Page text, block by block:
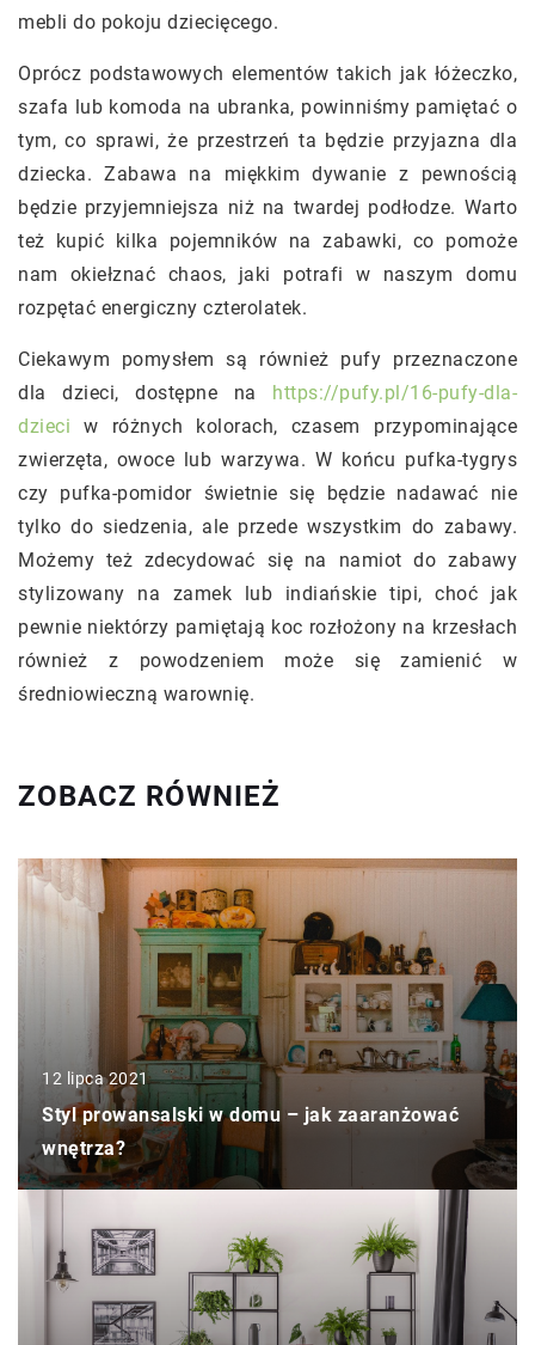
mebli do pokoju dziecięcego.
Oprócz podstawowych elementów takich jak łóżeczko,
szafa lub komoda na ubranka, powinniśmy pamiętać o
tym, co sprawi, że przestrzeń ta będzie przyjazna dla
dziecka. Zabawa na miękkim dywanie z pewnością
będzie przyjemniejsza niż na twardej podłodze. Warto
też kupić kilka pojemników na zabawki, co pomoże
nam okiełznać chaos, jaki potrafi w naszym domu
rozpętać energiczny czterolatek.
Ciekawym pomysłem są również pufy przeznaczone
dla dzieci, dostępne na
https://pufy.pl/16-pufy-dla-
dzieci w różnych kolorach, czasem przypominające
zwierzęta, owoce lub warzywa. W końcu pufka-tygrys
czy pufka-pomidor świetnie się będzie nadawać nie
tylko do siedzenia, ale przede wszystkim do zabawy.
Możemy też zdecydować się na namiot do zabawy
stylizowany na zamek lub indiańskie tipi, choć jak
pewnie niektórzy pamiętają koc rozłożony na krzesłach
również z powodzeniem może się zamienić w
średniowieczną warownię.
ZOBACZ RÓWNIEŻ
12 lipca 2021
Styl prowansalski w domu – jak zaaranżować
wnętrza?